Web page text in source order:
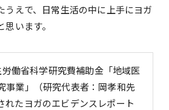
うえで、日常生活の中に上手にヨガ
います。
働省科学研究費補助金「地域医
事業」（研究代表者：岡孝和先
れたヨガのエビデンスレポート